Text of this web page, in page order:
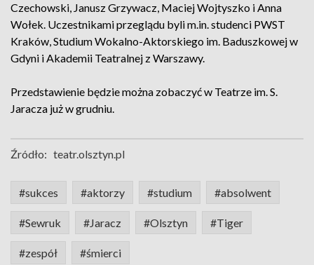
Czechowski, Janusz Grzywacz, Maciej Wojtyszko i Anna
Wołek. Uczestnikami przeglądu byli m.in. studenci PWST
Kraków, Studium Wokalno-Aktorskiego im. Baduszkowej w
Gdyni i Akademii Teatralnej z Warszawy.
Przedstawienie będzie można zobaczyć w Teatrze im. S.
Jaracza już w grudniu.
Źródło: teatr.olsztyn.pl
#sukces #aktorzy #studium #absolwent
#Sewruk #Jaracz #Olsztyn #Tiger
#zespół #śmierci